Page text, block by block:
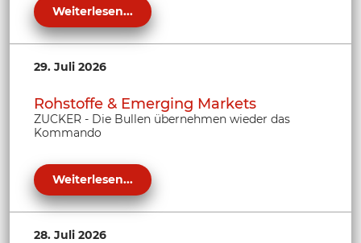
Weiterlesen...
29. Juli 2026
Rohstoffe & Emerging Markets
ZUCKER - Die Bullen übernehmen wieder das
Kommando
Weiterlesen...
28. Juli 2026